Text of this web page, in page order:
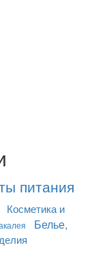
питания
Косметика и
Белье,